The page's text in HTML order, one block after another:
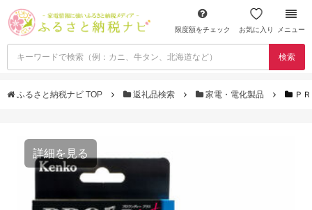
限度額をチェック お気に入り メニュー
検索
ふるさと納税ナビ TOP 返礼品検索 家電・電化製品 Ｐ
詳細を見る